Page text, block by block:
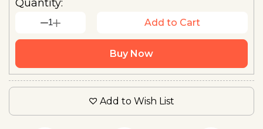
Quantity:
1 Add to Cart
Buy Now
Add to Wish List